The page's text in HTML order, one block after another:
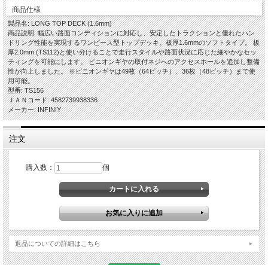
商品仕様
製品名: LONG TOP DECK (1.6mm)
商品説明: 幅広い路面コンディションに対応し、安定したトラクションと優れたハン
ドリング性能を実現するワンピース型トップデッキ。板厚1.6mmのソフトタイプ。 板
厚2.0mm (TS112)と使い分けることで走行スタイルや路面状況に応じた細やかなセッ
ティングを可能にします。 ピニオンギヤの取付ネジへのアクセスホールを追加し整備
性が向上しました。 ※ピニオンギヤは49枚（64ピッチ）、36枚（48ピッチ）まで使
用可能。
型番: TS156
ＪＡＮコード: 4582739938336
メーカー: INFINIY
注文
購入数： 個
返品についての詳細はこちら